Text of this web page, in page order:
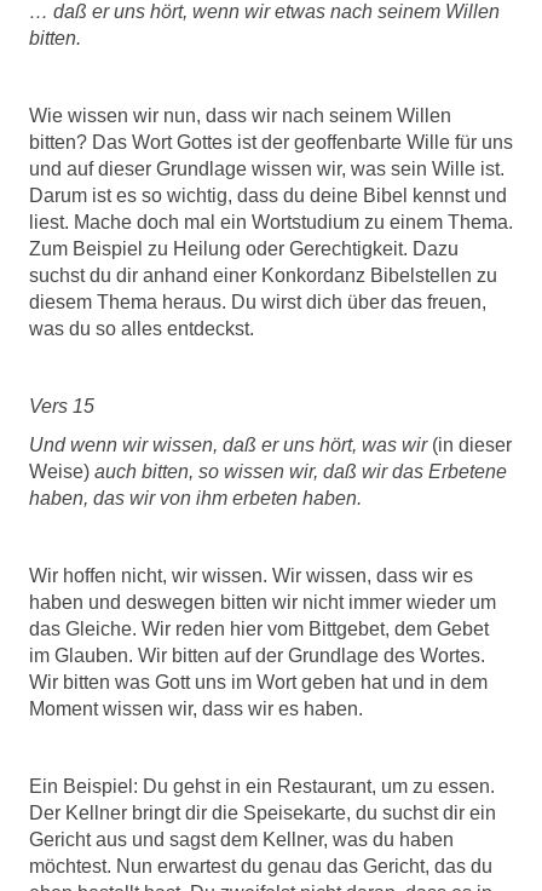
… daß er uns hört, wenn wir etwas nach seinem Willen
bitten.
Wie wissen wir nun, dass wir nach seinem Willen
bitten? Das Wort Gottes ist der geoffenbarte Wille für uns
und auf dieser Grundlage wissen wir, was sein Wille ist.
Darum ist es so wichtig, dass du deine Bibel kennst und
liest. Mache doch mal ein Wortstudium zu einem Thema.
Zum Beispiel zu Heilung oder Gerechtigkeit. Dazu
suchst du dir anhand einer Konkordanz Bibelstellen zu
diesem Thema heraus. Du wirst dich über das freuen,
was du so alles entdeckst.
Vers 15
Und wenn wir wissen, daß er uns hört, was wir(in dieser
Weise) auch bitten, so wissen wir, daß wir das Erbetene
haben, das wir von ihm erbeten haben.
Wir hoffen nicht, wir wissen. Wir wissen, dass wir es
haben und deswegen bitten wir nicht immer wieder um
das Gleiche. Wir reden hier vom Bittgebet, dem Gebet
im Glauben. Wir bitten auf der Grundlage des Wortes.
Wir bitten was Gott uns im Wort geben hat und in dem
Moment wissen wir, dass wir es haben.
Ein Beispiel: Du gehst in ein Restaurant, um zu essen.
Der Kellner bringt dir die Speisekarte, du suchst dir ein
Gericht aus und sagst dem Kellner, was du haben
möchtest. Nun erwartest du genau das Gericht, das du